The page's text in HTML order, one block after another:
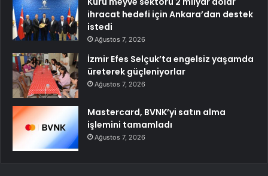
ihracat hedefi için Ankara’dan destek
istedi
Ağustos 7, 2026
İzmir Efes Selçuk’ta engelsiz yaşamda
üreterek güçleniyorlar
Ağustos 7, 2026
Mastercard, BVNK’yi satın alma
işlemini tamamladı
Ağustos 7, 2026